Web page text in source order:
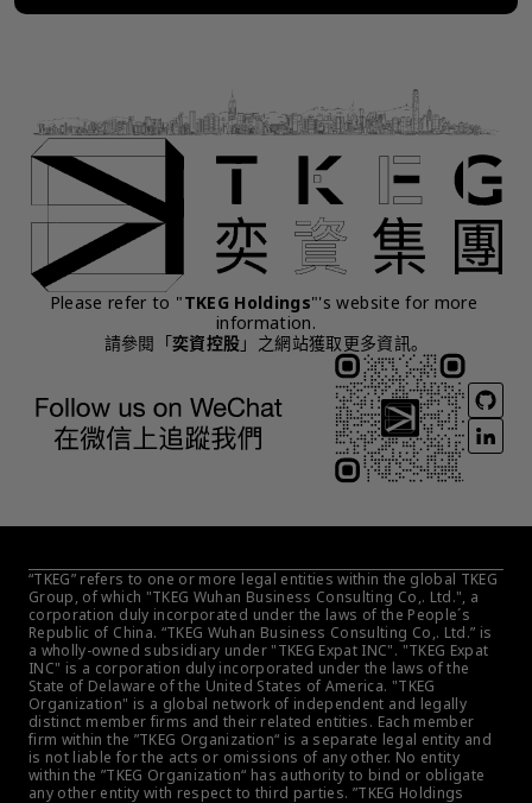
Please refer to "TKEG Holdings"'s website for more
information.
請參閱「奕資控股 」之網站獲取更多資訊。
“TKEG” refers to one or more legal entities within the global TKEG
Group, of which "TKEG Wuhan Business Consulting Co,. Ltd.", a
corporation duly incorporated under the laws of the People´s
Republic of China. “TKEG Wuhan Business Consulting Co,. Ltd.” is
a wholly-owned subsidiary under "TKEG Expat INC". "TKEG Expat
INC" is a corporation duly incorporated under the laws of the
State of Delaware of the United States of America. "TKEG
Organization" is a global network of independent and legally
distinct member firms and their related entities. Each member
firm within the ”TKEG Organization“ is a separate legal entity and
is not liable for the acts or omissions of any other. No entity
within the ”TKEG Organization“ has authority to bind or obligate
any other entity with respect to third parties. ”TKEG Holdings